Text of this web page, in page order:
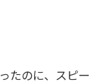
たのに、スピー